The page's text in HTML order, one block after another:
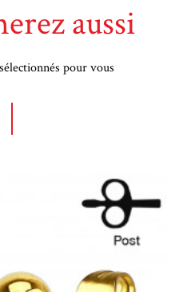
aussi
pour vous